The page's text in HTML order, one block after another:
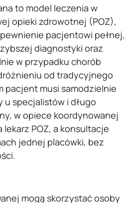
to model leczenia w
opieki zdrowotnej (POZ),
pacjentowi pełnej,
diagnostyki oraz
w przypadku chorób
od tradycyjnego
pacjent musi samodzielnie
specjalistów i długo
w opiece koordynowanej
lekarz POZ, a konsultacje
jednej placówki, bez
mogą skorzystać osoby